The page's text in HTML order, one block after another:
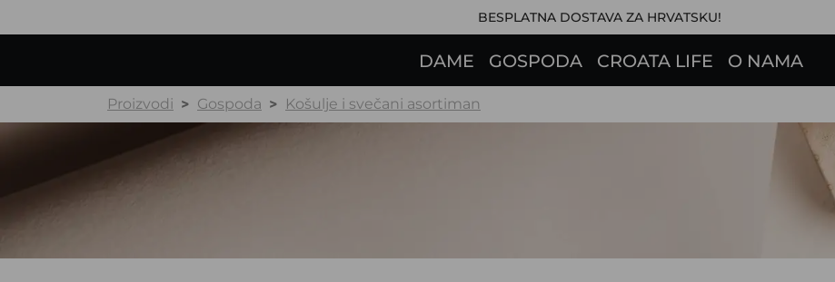
BESPLATNA DOSTAVA ZA HRVATSKU!
DAME GOSPODA CROATA LIFE O NAMA
Proizvodi Gospoda Košulje i svečani asortiman